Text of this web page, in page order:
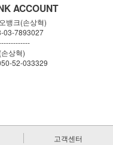
ACCOUNT
뱅크(손상혁)
03-7893027
상혁)
52-033329
고객센터